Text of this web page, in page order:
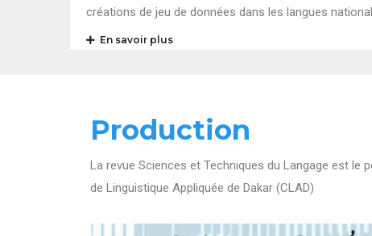
créations de jeu de données dans les langues
En savoir plus
Production
La revue Sciences et Techniques du Langage est le
de Linguistique Appliquée de Dakar (CLAD)